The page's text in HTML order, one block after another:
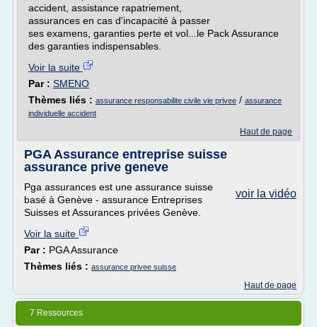
accident, assistance rapatriement,
assurances en cas d'incapacité à passer
ses examens, garanties perte et vol...le Pack Assurance
des garanties indispensables.
Voir la suite
Par : SMENO
Thèmes liés : assurance responsabilite civile vie privee / assurance
individuelle accident
Haut de page
PGA Assurance entreprise suisse
assurance prive geneve
voir la vidéo
Pga assurances est une assurance suisse
basé à Genève - assurance Entreprises
Suisses et Assurances privées Genève.
Voir la suite
Par : PGA Assurance
Thèmes liés : assurance privee suisse
Haut de page
7 Ressources